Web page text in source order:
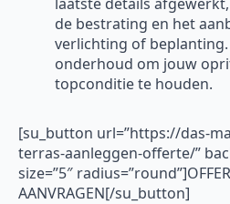
de bestrating en het
verlichting of
onderhoud om jouw
topconditie te houden.
[su_button url=”https://das-
terras-aanleggen-offerte/”
size=”5″
AANVRAGEN[/su_button]